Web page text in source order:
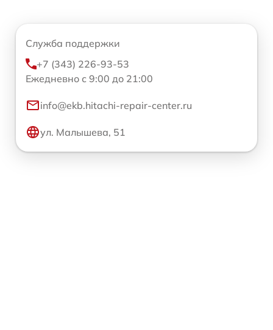
Служба поддержки
+7 (343) 226-93-53
Ежедневно с 9:00 до 21:00
info@ekb.hitachi-repair-center.ru
ул. Малышева, 51